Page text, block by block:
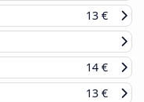
13 €
14 €
13 €